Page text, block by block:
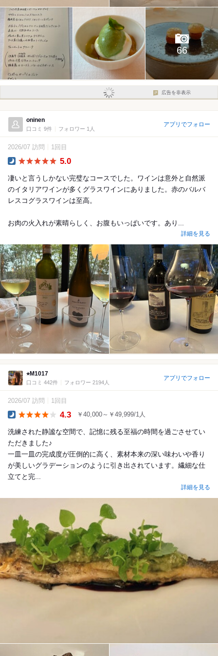
66
広告を非表示
oninen
口コミ 9件 フォロワー 1人
アプリでフォロー
2026/07 訪問 1回目
5.0
凄いと言うしかない完璧なコースでした。ワインは意外と自然派
のイタリアワインが多くグラスワインにありました。赤のバルバ
レスコグラスワインは至高。
お肉の火入れが素晴らしく、お腹もいっぱいです。あり...
詳細を見る
⭐︎M1017
口コミ 442件 フォロワー 2194人
アプリでフォロー
2026/07 訪問 1回目
4.3 ￥40,000～￥49,999/1人
洗練された静謐な空間で、記憶に残る至福の時間を過ごさせてい
ただきました♪
一皿一皿の完成度が圧倒的に高く、素材本来の深い味わいや香り
が美しいグラデーションのように引き出されています。繊細な仕
立てと完...
詳細を見る